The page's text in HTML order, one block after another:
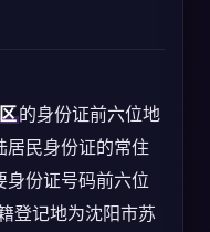
的身份证前六位地
居民身份证的常住
身份证号码前六位
登记地为沈阳市苏